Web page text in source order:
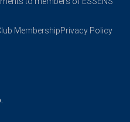
MembershipPrivacy Policy